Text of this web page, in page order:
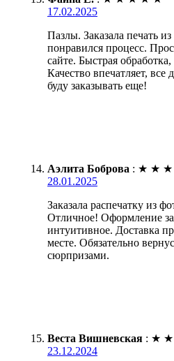
17.02.2025
Пазлы. Заказала печать
понравился процесс.
сайте. Быстрая
Качество впечатляет, все
буду заказывать еще!
Аэлита Боброва : ★ ★ ★
28.01.2025
Заказала распечатку из
Отличное! Оформление
интуитивное. Доставка
месте. Обязательно
сюрпризами.
Веста Вишневская : ★ ★
23.12.2024